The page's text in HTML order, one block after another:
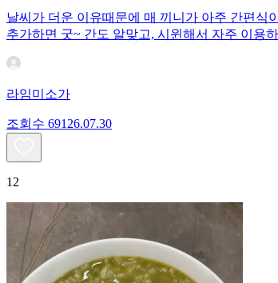
날씨가 더운 이유때문에 매 끼니가 아주 간편식
추가하면 굿~ 간도 알맞고, 시윈해서 자주 이용
라임미소가
조회수 691 26.07.30
12